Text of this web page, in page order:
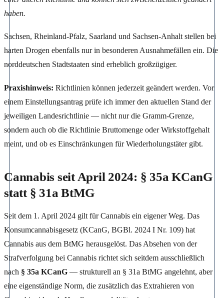
haben.
Sachsen, Rheinland-Pfalz, Saarland und Sachsen-Anhalt stellen bei
harten Drogen ebenfalls nur in besonderen Ausnahmefällen ein. Die
norddeutschen Stadtstaaten sind erheblich großzügiger.
Praxishinweis: Richtlinien können jederzeit geändert werden. Vor
einem Einstellungsantrag prüfe ich immer den aktuellen Stand der
jeweiligen Landesrichtlinie — nicht nur die Gramm-Grenze,
sondern auch ob die Richtlinie Bruttomenge oder Wirkstoffgehalt
meint, und ob es Einschränkungen für Wiederholungstäter gibt.
Cannabis seit April 2024: § 35a KCanG
statt § 31a BtMG
Seit dem 1. April 2024 gilt für Cannabis ein eigener Weg. Das
Konsumcannabisgesetz (KCanG, BGBl. 2024 I Nr. 109) hat
Cannabis aus dem BtMG herausgelöst. Das Absehen von der
Strafverfolgung bei Cannabis richtet sich seitdem ausschließlich
nach § 35a KCanG — strukturell an § 31a BtMG angelehnt, aber
eine eigenständige Norm, die zusätzlich das Extrahieren von